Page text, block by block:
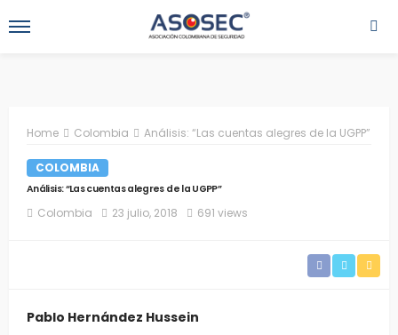
Home Colombia Análisis: “Las cuentas alegres de la UGPP”
COLOMBIA
Análisis: “Las cuentas alegres de la UGPP”
Colombia 23 julio, 2018 691 views
Pablo Hernández Hussein